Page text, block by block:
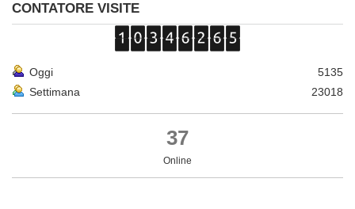
CONTATORE VISITE
Oggi
5135
Settimana
23018
37
Online